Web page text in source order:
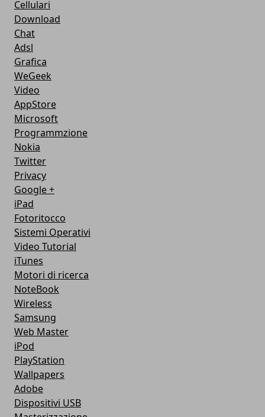
Cellulari
Download
Chat
Adsl
Grafica
WeGeek
Video
AppStore
Microsoft
Programmzione
Nokia
Twitter
Privacy
Google +
iPad
Fotoritocco
Sistemi Operativi
Video Tutorial
iTunes
Motori di ricerca
NoteBook
Wireless
Samsung
Web Master
iPod
PlayStation
Wallpapers
Adobe
Dispositivi USB